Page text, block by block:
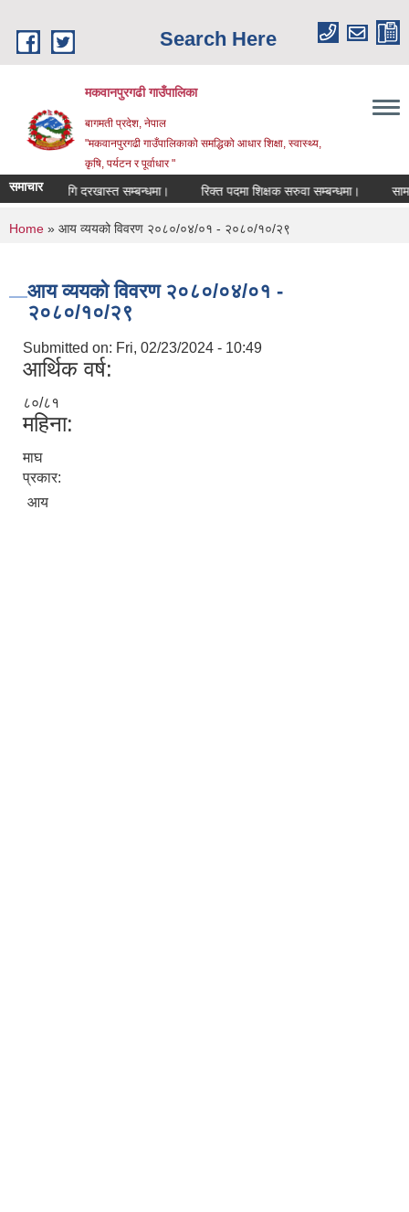
Search Here
मकवानपुरगढी गाउँपालिका
बागमती प्रदेश, नेपाल
"मकवानपुरगढी गाउँपालिकाको समद्धिको आधार शिक्षा, स्‍वास्‍थ्‍य,
कृषि, पर्यटन र पूर्वाधार "
समाचारलागि दरखास्त सम्बन्धमा। रिक्त पदमा शिक्षक सरुवा सम्बन्धमा।
You are here
Home » आय व्ययको विवरण २०८०/०४/०१ - २०८०/१०/२९
आय व्ययको विवरण २०८०/०४/०१ -
२०८०/१०/२९
Submitted on: Fri, 02/23/2024 - 10:49
आर्थिक वर्ष:
८०/८१
महिना:
माघ
प्रकार:
आय